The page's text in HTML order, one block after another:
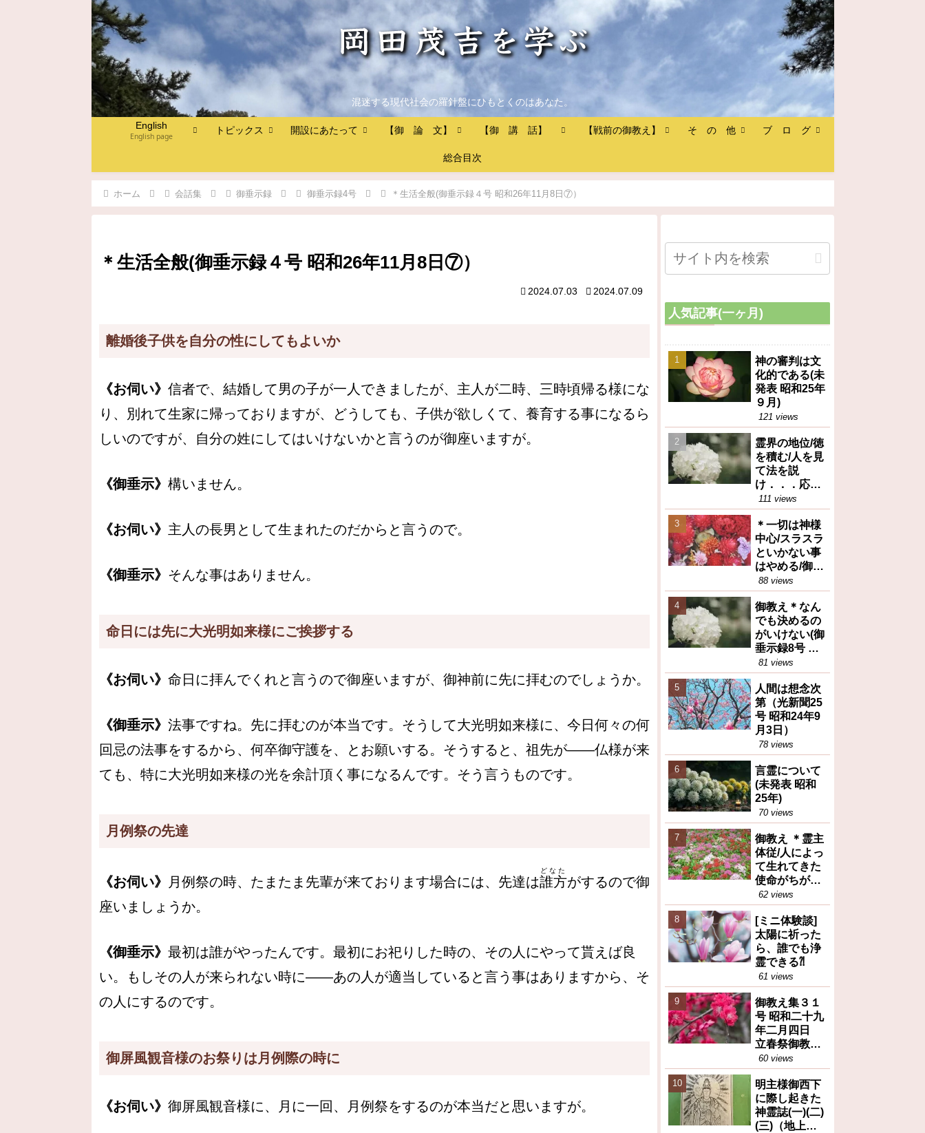
混迷する現代社会の羅針盤にひもとくのはあなた。
English
English page
トピックス 開設にあたって 【御 論 文】 【御 講 話】 【戦前の御教え】 そ の 他 ブ ロ グ
総合目次
ホーム 会話集 御垂示録 御垂示録4号 ＊生活全般(御垂示録４号 昭和26年11月8日⑦）
＊生活全般(御垂示録４号 昭和26年11月8日⑦）
2024.07.03 2024.07.09
離婚後子供を自分の性にしてもよいか
《お伺い》 信者で、結婚して男の子が一人できましたが、主人が二時、三時頃帰る様にな
り、別れて生家に帰っておりますが、どうしても、子供が欲しくて、養育する事になるら
しいのですが、自分の姓にしてはいけないかと言うのが御座いますが。
《御垂示》 構いません。
《お伺い》 主人の長男として生まれたのだからと言うので。
《御垂示》 そんな事はありません。
命日には先に大光明如来様にご挨拶する
《お伺い》 命日に拝んでくれと言うので御座いますが、御神前に先に拝むのでしょうか。
《御垂示》 法事ですね。先に拝むのが本当です。そうして大光明如来様に、今日何々の何
回忌の法事をするから、何卒御守護を、とお願いする。そうすると、祖先が――仏様が来
ても、特に大光明如来様の光を余計頂く事になるんです。そう言うものです。
月例祭の先達
《お伺い》 月例祭の時、たまたま先輩が来ております場合には、先達は誰方
どなた
がするので御
座いましょうか。
《御垂示》 最初は誰がやったんです。最初にお祀りした時の、その人にやって貰えば良
い。もしその人が来られない時に――あの人が適当していると言う事はありますから、そ
の人にするのです。
御屏風観音様のお祭りは月例際の時に
《お伺い》 御屏風観音様に、月に一回、月例祭をするのが本当だと思いますが。
人気記事(一ヶ月)
神の審判は文
化的である(未
発表 昭和25年
９月)
121 views
霊界の地位/徳
を積む/人を見
て法を説
け．．．応身
（御垂示録16
号昭和27年12
月1日④）
111 views
＊一切は神様
中心/スラスラ
といかない事
はやめる/御任
せ（御垂示録
16号昭和27年
12月1日①）
88 views
御教え＊なん
でも決めるの
がいけない(御
垂示録8号 昭
和27年4月1日
②)
81 views
人間は想念次
第（光新聞25
号 昭和24年9
月3日）
78 views
言霊について
(未発表 昭和
25年)
70 views
御教え ＊霊主
体従/人によっ
て生れてきた
使命がちがう
(御教え集27号
昭和28年10月
6日③)
62 views
[ミニ体験談]
太陽に祈った
ら、誰でも浄
霊できる⁈
61 views
御教え集３１
号 昭和二十九
年二月四日
立春祭御教え
※人間が善と
か悪とか決め
るのは大変な
間違い等
60 views
明主様御西下
に際し起きた
神霊誌(一)(二)
(三)（地上天